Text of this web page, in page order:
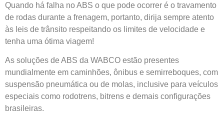
Quando há falha no ABS o que pode ocorrer é o travamento
de rodas durante a frenagem, portanto, dirija sempre atento
às leis de trânsito respeitando os limites de velocidade e
tenha uma ótima viagem!
As soluções de ABS da WABCO estão presentes
mundialmente em caminhões, ônibus e semirreboques, com
suspensão pneumática ou de molas, inclusive para veículos
especiais como rodotrens, bitrens e demais configurações
brasileiras.